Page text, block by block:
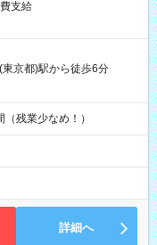
支給
東京都)駅から徒歩6分
残業少なめ！）
詳細へ